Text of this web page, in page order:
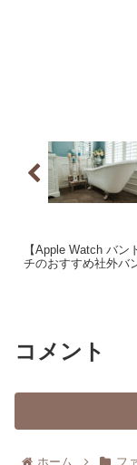
【Apple Watch バン
チのおすすめ社外バ
コメント
ホーム フ